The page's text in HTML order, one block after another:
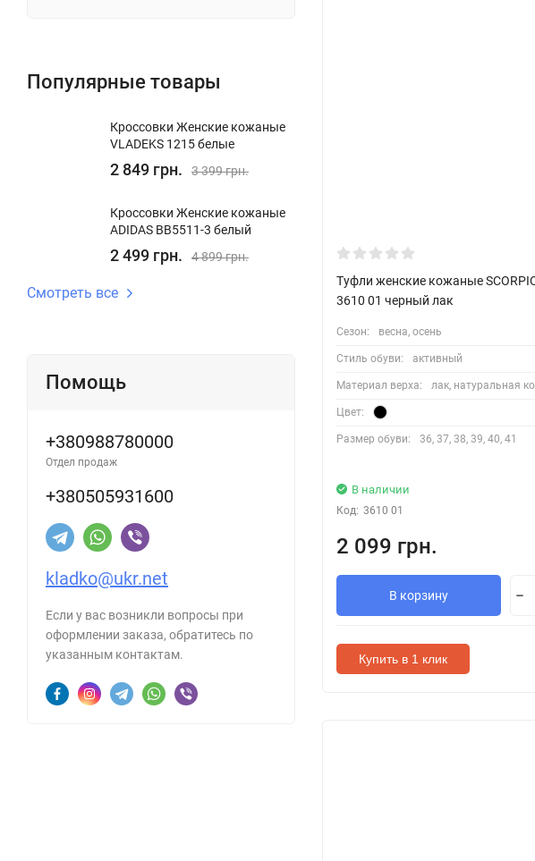
Популярные товары
Кроссовки Женские кожаные
VLADEKS 1215 белые
2 849 грн. 3 399 грн.
Кроссовки Женские кожаные
ADIDAS BB5511-3 белый
2 499 грн. 4 899 грн.
Смотреть все
Помощь
+380988780000
Отдел продаж
+380505931600
kladko@ukr.net
Если у вас возникли вопросы при
оформлении заказа, обратитесь по
указанным контактам.
Туфли женские кожаные
3610 01 черный лак
Сезон: весна, осень
Стиль обуви: активный
Материал верха: лак, натуральная
Цвет:
Размер обуви: 36, 37, 38, 39, 40, 41
В наличии
Код: 3610 01
2 099 грн.
В корзину
Купить в 1 клик